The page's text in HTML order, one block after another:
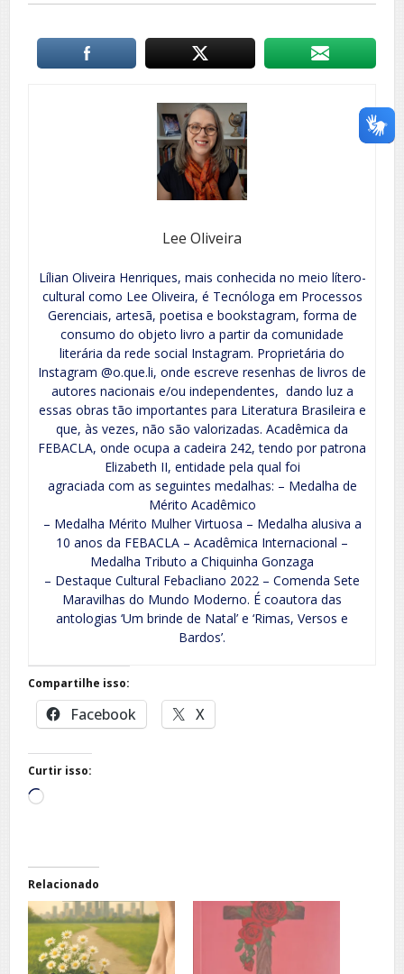
Lee Oliveira
Lílian Oliveira Henriques, mais conhecida no meio lítero-
cultural como Lee Oliveira, é Tecnóloga em Processos
Gerenciais, artesã, poetisa e bookstagram, forma de
consumo do objeto livro a partir da comunidade
literária da rede social Instagram. Proprietária do
Instagram @o.que.li, onde escreve resenhas de livros de
autores nacionais e/ou independentes, dando luz a
essas obras tão importantes para Literatura Brasileira e
que, às vezes, não são valorizadas. Acadêmica da
FEBACLA, onde ocupa a cadeira 242, tendo por patrona
Elizabeth II, entidade pela qual foi
agraciada com as seguintes medalhas: – Medalha de
Mérito Acadêmico
– Medalha Mérito Mulher Virtuosa – Medalha alusiva a
10 anos da FEBACLA – Acadêmica Internacional –
Medalha Tributo a Chiquinha Gonzaga
– Destaque Cultural Febacliano 2022 – Comenda Sete
Maravilhas do Mundo Moderno. É coautora das
antologias ‘Um brinde de Natal’ e ‘Rimas, Versos e
Bardos’.
Compartilhe isso:
Facebook X
Curtir isso:
Carregando...
Relacionado